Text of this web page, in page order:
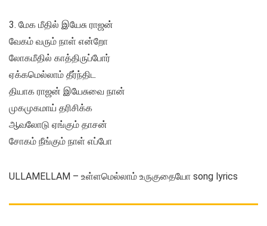
3. மேக மீதில் இயேசு ராஜன்
வேகம் வரும் நாள் என்றோ
லோகமீதில் காத்திருப்போர்
ஏக்கமெல்லாம் தீர்ந்திட
தியாக ராஜன் இயேசுவை நான்
முகமுகமாய் தரிசிக்க
ஆவலோடு ஏங்கும் தாசன்
சோகம் நீங்கும் நாள் எப்போ
ULLAMELLAM – உள்ளமெல்லாம் உருகுதையோ song lyrics